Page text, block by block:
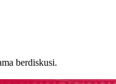
berdiskusi.